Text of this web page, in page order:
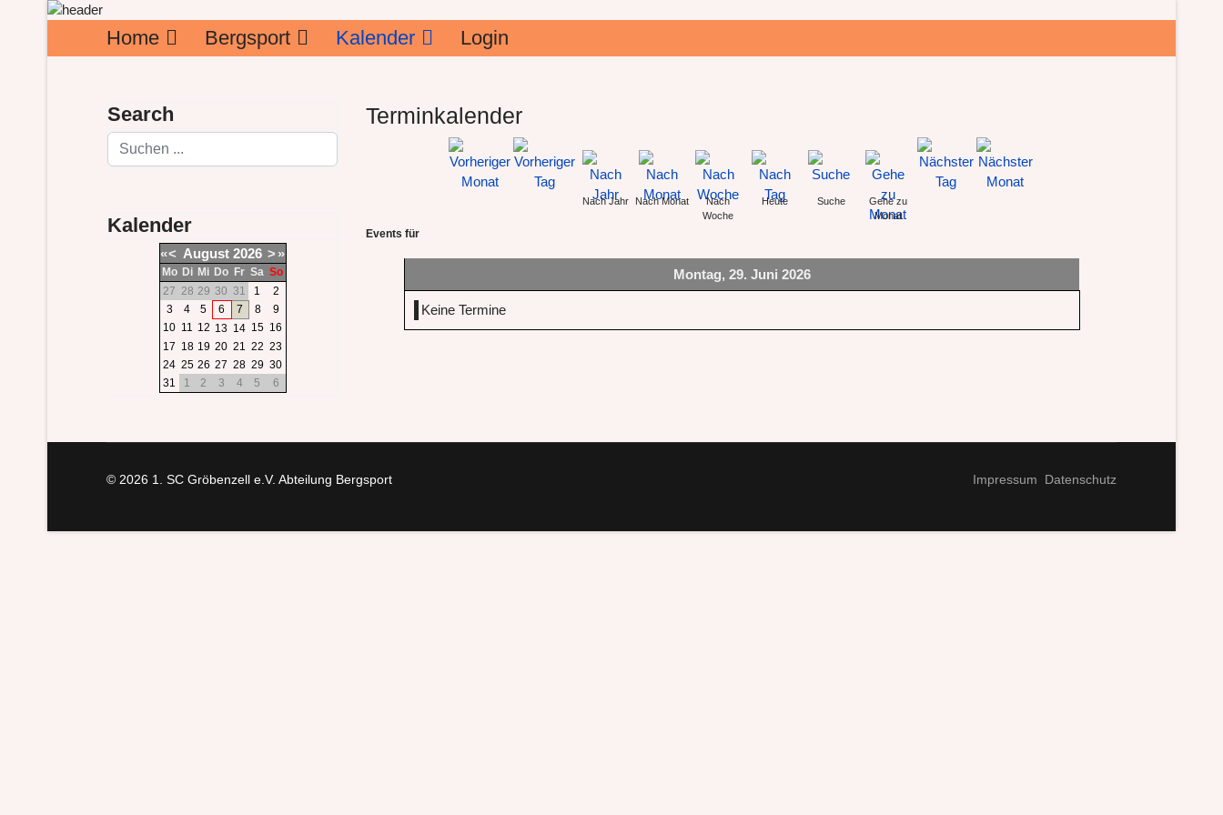
Home Bergsport Kalender Login
Search
Suchen
Kalender
«< August 2026 > »
Mo Di Mi Do Fr Sa So
27 28 29 30 31 1
2
3
4 5 6 7 8
9
10 11 12 13 14 15 16
17 18 19 20 21 22 23
24 25 26 27 28 29 30
31
1 2 3 4 5 6
Terminkalender
Nach Jahr Nach Monat
Nach
Woche
Heute Suche
Gehe zu
Monat
Events für
Montag, 29. Juni 2026
Keine Termine
© 2026 1. SC Gröbenzell e.V. Abteilung Bergsport Impressum Datenschutz